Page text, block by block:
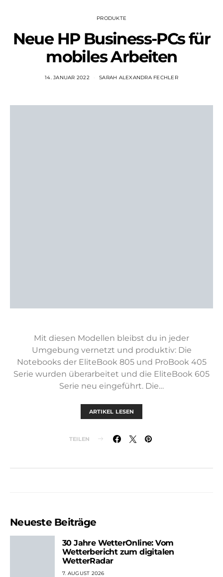
PRODUKTE
Neue HP Business-PCs für
mobiles Arbeiten
14. JANUAR 2022 SARAH ALEXANDRA FECHLER
Mit diesen Modellen bleibst du in jeder
Umgebung vernetzt und produktiv: Die
Notebooks der EliteBook 805 und ProBook 405
Serie wurden überarbeitet und die EliteBook 605
Serie neu eingeführt. Die…
ARTIKEL LESEN
TEILEN
Neueste Beiträge
30 Jahre WetterOnline: Vom
Wetterbericht zum digitalen
WetterRadar
7. AUGUST 2026